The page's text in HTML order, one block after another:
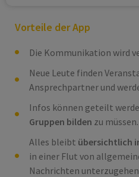
Vorteile der App
Die Kommunikation wird
Neue Leute finden
Ansprechpartner und
Infos können geteilt
Gruppen bilden zu müssen.
Alles bleibt übersichtlich
in einer Flut von
Nachrichten